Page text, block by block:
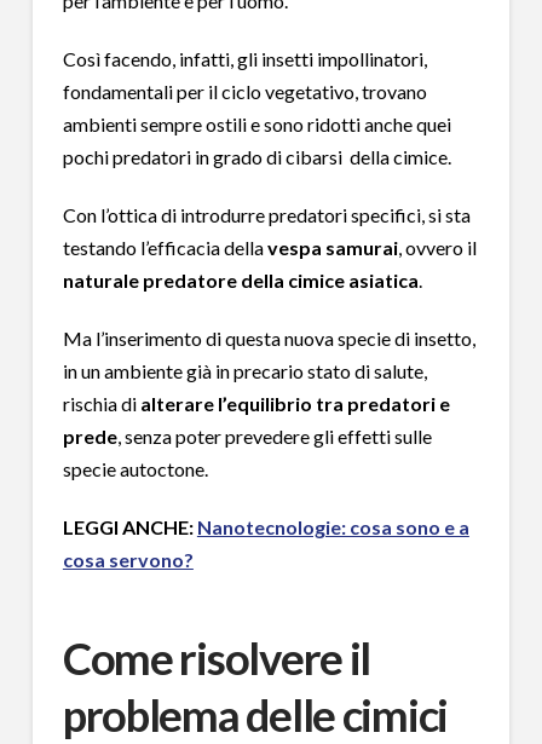
Così facendo, infatti, gli insetti impollinatori,
fondamentali per il ciclo vegetativo, trovano
ambienti sempre ostili e sono ridotti anche quei
pochi predatori in grado di cibarsi della cimice.
Con l’ottica di introdurre predatori specifici, si sta
testando l’efficacia dellavespa samurai, ovvero il
naturale predatore della cimice asiatica
Ma l’inserimento di questa nuova specie di insetto,
in un ambiente già in precario stato di salute,
rischia di alterare l’equilibrio tra predatori e
prede, senza poter prevedere gli effetti sulle
specie autoctone.
LEGGI ANCHE: Nanotecnologie: cosa sono e a
cosa servono?
Come risolvere il
problema delle cimici